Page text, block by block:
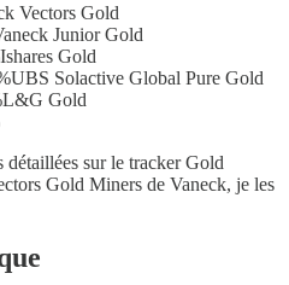
Vectors Gold
Junior Gold
Gold
Solactive Global Pure Gold
Gold
détaillées sur le tracker Gold
Gold Miners de Vaneck, je les